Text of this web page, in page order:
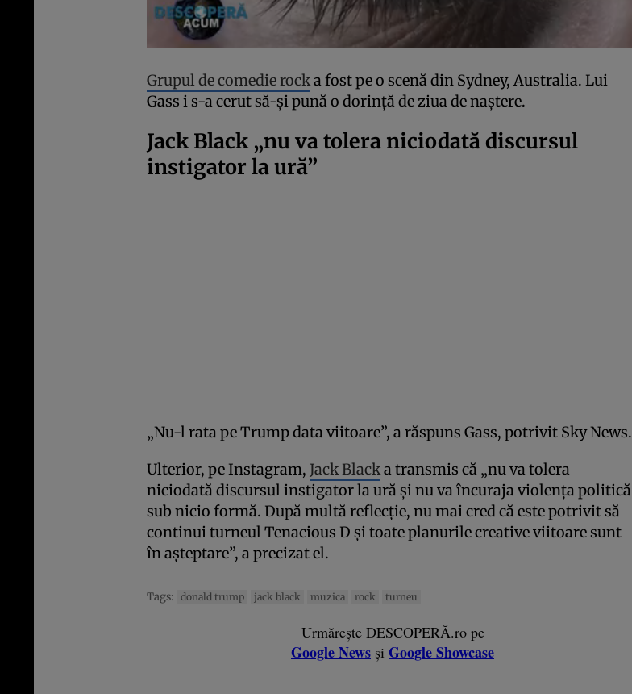
Grupul de comedie rocka fost pe o scenă din Sydney, Australia. Lui
Gass i s-a cerut să-și pună o dorință de ziua de naștere.
Jack Black „nu va tolera niciodată discursul
instigator la ură”
„Nu-l rata pe Trump data viitoare”, a răspuns Gass, potrivit Sky News.
Ulterior, pe Instagram, Jack Blacka transmis că „nu va tolera
niciodată discursul instigator la ură și nu va încuraja violența politică
sub nicio formă. După multă reflecție, nu mai cred că este potrivit să
continui turneul Tenacious D și toate planurile creative viitoare sunt
în așteptare”, a precizat el.
Tags: donald trump jack black muzica rock turneu
Urmărește DESCOPERĂ.ro pe
Google News și Google Showcase